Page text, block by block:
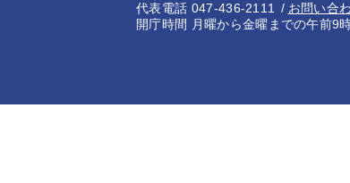
代表電話 047-436-2111
お問い合
開庁時間 月曜から金曜までの午前9